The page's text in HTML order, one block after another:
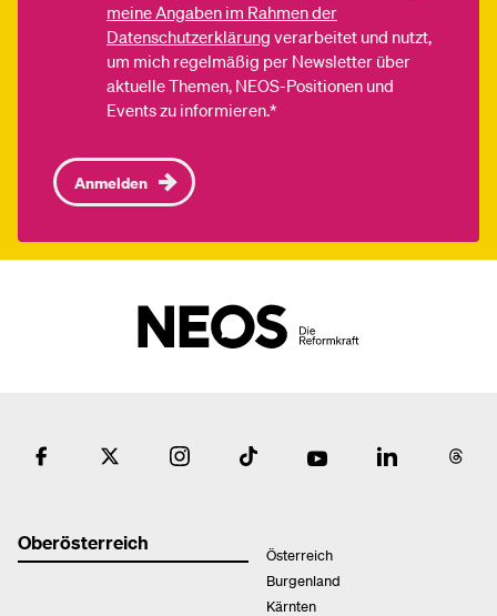
meine Angaben im Rahmen der
Datenschutzerklärung verarbeitet und nutzt,
um mich regelmäßig per Newsletter über
aktuelle Themen, NEOS-Positionen und
Events zu informieren.*
Anmelden
Oberösterreich
Österreich
Burgenland
Kärnten